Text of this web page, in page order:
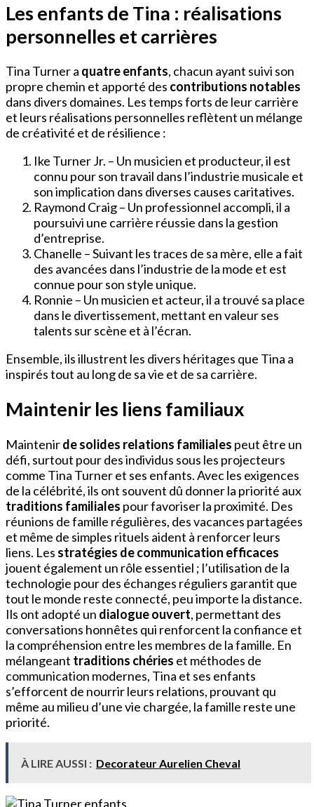
Les enfants de Tina : réalisations
personnelles et carrières
Tina Turner a quatre enfants, chacun ayant suivi son
propre chemin et apporté des contributions notables
dans divers domaines. Les temps forts de leur carrière
et leurs réalisations personnelles reflètent un mélange
de créativité et de résilience :
Ike Turner Jr. – Un musicien et producteur, il est
connu pour son travail dans l’industrie musicale et
son implication dans diverses causes caritatives.
Raymond Craig – Un professionnel accompli, il a
poursuivi une carrière réussie dans la gestion
d’entreprise.
Chanelle – Suivant les traces de sa mère, elle a fait
des avancées dans l’industrie de la mode et est
connue pour son style unique.
Ronnie – Un musicien et acteur, il a trouvé sa place
dans le divertissement, mettant en valeur ses
talents sur scène et à l’écran.
Ensemble, ils illustrent les divers héritages que Tina a
inspirés tout au long de sa vie et de sa carrière.
Maintenir les liens familiaux
Maintenirde solides relations familiales peut être un
défi, surtout pour des individus sous les projecteurs
comme Tina Turner et ses enfants. Avec les exigences
de la célébrité, ils ont souvent dû donner la priorité aux
traditions familiales pour favoriser la proximité. Des
réunions de famille régulières, des vacances partagées
et même de simples rituels aident à renforcer leurs
liens. Les stratégies de communication efficaces
jouent également un rôle essentiel ; l’utilisation de la
technologie pour des échanges réguliers garantit que
tout le monde reste connecté, peu importe la distance.
Ils ont adopté un dialogue ouvert, permettant des
conversations honnêtes qui renforcent la confiance et
la compréhension entre les membres de la famille. En
mélangeant traditions chéries et méthodes de
communication modernes, Tina et ses enfants
s’efforcent de nourrir leurs relations, prouvant qu
même au milieu d’une vie chargée, la famille reste une
priorité.
À LIRE AUSSI : Decorateur Aurelien Cheval